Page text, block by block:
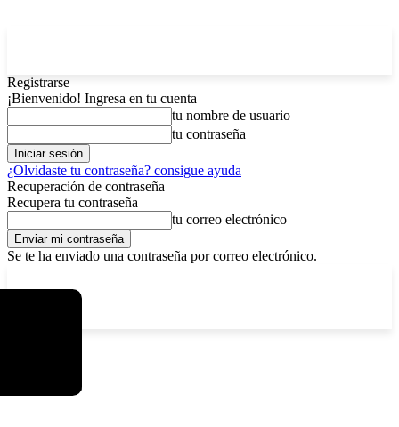
Registrarse
¡Bienvenido! Ingresa en tu cuenta
tu nombre de usuario
tu contraseña
¿Olvidaste tu contraseña? consigue ayuda
Recuperación de contraseña
Recupera tu contraseña
tu correo electrónico
Se te ha enviado una contraseña por correo electrónico.